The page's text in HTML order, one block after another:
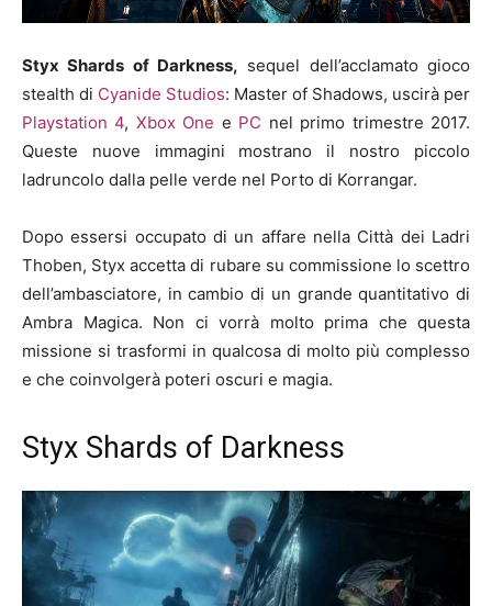
Styx Shards of Darkness, sequel dell’acclamato gioco
stealth di Cyanide Studios: Master of Shadows, uscirà per
Playstation 4, Xbox One e PC nel primo trimestre 2017.
Queste nuove immagini mostrano il nostro piccolo
ladruncolo dalla pelle verde nel Porto di Korrangar.
Dopo essersi occupato di un affare nella Città dei Ladri
Thoben, Styx accetta di rubare su commissione lo scettro
dell’ambasciatore, in cambio di un grande quantitativo di
Ambra Magica. Non ci vorrà molto prima che questa
missione si trasformi in qualcosa di molto più complesso
e che coinvolgerà poteri oscuri e magia.
Styx Shards of Darkness